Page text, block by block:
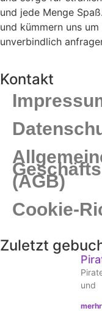
und jede Menge
und kümmern uns
unverbindlich
Kontakt
(AGB)
Cookie-
Zuletzt
und